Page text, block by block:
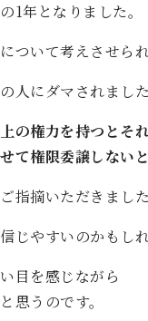
1年となりました。
ついて考えさせられ
人にダマされました
の権力を持つとそ
て権限委譲しないと
指摘いただきました
じやすいのかもしれ
目を感じながら
思うのです。